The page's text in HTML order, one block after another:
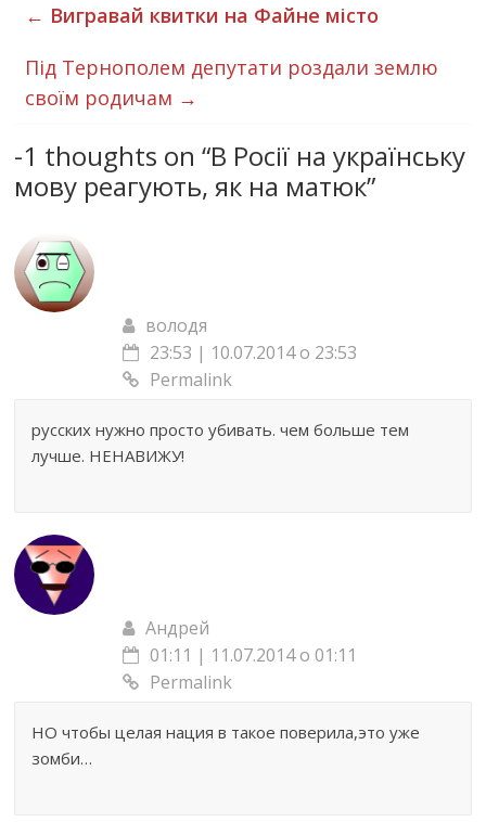
← Вигравай квитки на Файне місто
Під Тернополем депутати роздали землю
своїм родичам →
-1 thoughts on “В Росії на українську
мову реагують, як на матюк”
володя
23:53 | 10.07.2014 о 23:53
Permalink
русских нужно просто убивать. чем больше тем
лучше. НЕНАВИЖУ!
Андрей
01:11 | 11.07.2014 о 01:11
Permalink
НО чтобы целая нация в такое поверила,это уже
зомби…